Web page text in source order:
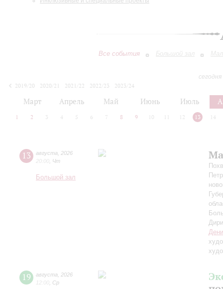
Все события Большой зал
2019/20
2020/21 2021/22 2022/23
2023/24
Март Апрель Май Июнь Июль
1 2 3 4 5 6 7 8 9 10 12 13 14
13 августа
2026
20:00 Чт
Большой зал
19 августа
2026
12:00 Ср